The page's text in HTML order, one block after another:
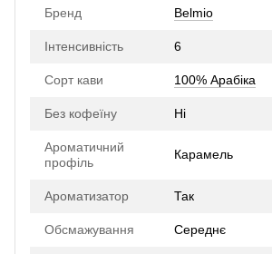
Бренд Belmio
Інтенсивність 6
Сорт кави 100% Арабіка
Без кофеїну Ні
Ароматичний
профіль
Карамель
Ароматизатор Так
Обсмажування Середнє